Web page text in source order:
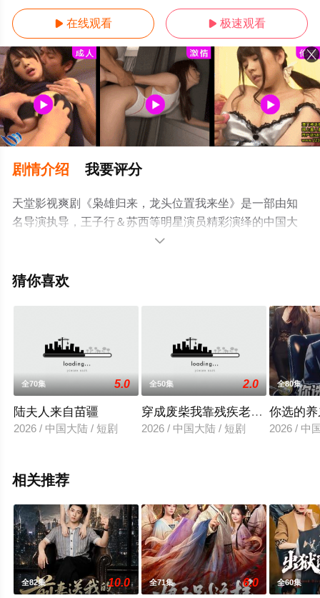
 在线观看  极速观看
剧情介绍 我要评分
天堂影视爽剧《枭雄归来，龙头位置我来坐》是一部由知
名导演执导，王子行＆苏西等明星演员精彩演绎的中国大
陆电视剧，大结局剧情已揭晓（全70集），手机免费观看
信息可移步至豆瓣电视剧、电视猫或剧情网等平台了解。

猜你喜欢
全70集 5.0
陆夫人来自苗疆
2026 / 中国大陆 / 短剧
全50集 2.0
穿成废柴我靠残疾老婆逆风翻盘
2026 / 中国大陆 / 短剧
全80集
你选的
2026 / 中
相关推荐
全82集 10.0 全71集 6.0 全60集